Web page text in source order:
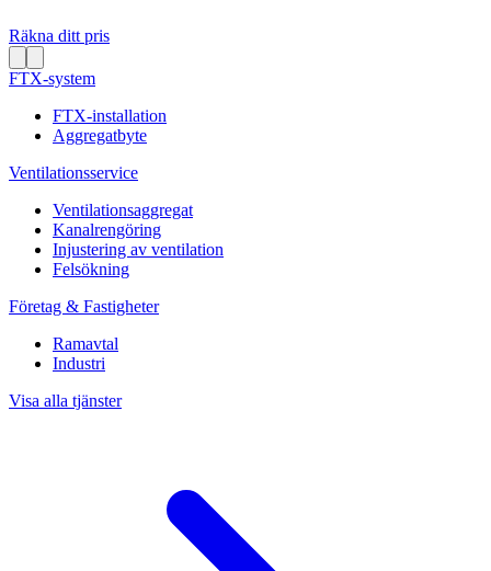
Räkna ditt pris
FTX-system
FTX-installation
Aggregatbyte
Ventilationsservice
Ventilationsaggregat
Kanalrengöring
Injustering av ventilation
Felsökning
Företag & Fastigheter
Ramavtal
Industri
Visa alla tjänster